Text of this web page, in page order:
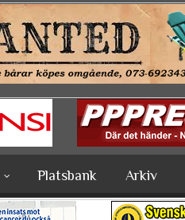
Platsbank Arkiv